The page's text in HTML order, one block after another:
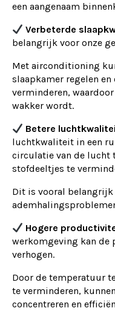
een aangenaam
Verbeterde
belangrijk voor onze
Met airconditioning
slaapkamer regelen
verminderen,
wakker wordt.
Betere
luchtkwaliteit in een
circulatie van de lucht
stofdeeltjes te
Dit is vooral
Hogere
werkomgeving kan
verhogen.
Door de temperatuur
te verminderen,
concentreren en